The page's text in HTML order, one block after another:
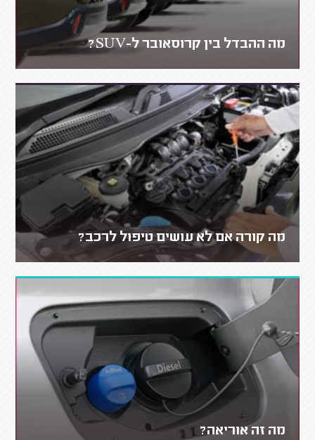
מה ההבדל בין קרוסאובר ל-SUV?
מה קורה אם לא עושים טיפול לרכב?
מה זה אוריאה?